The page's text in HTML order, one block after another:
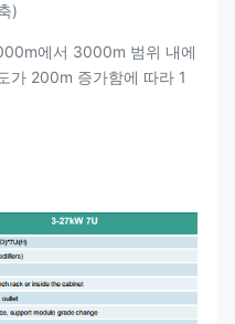
)
에서 3000m 범위 내에
가 200m 증가함에 따라 1